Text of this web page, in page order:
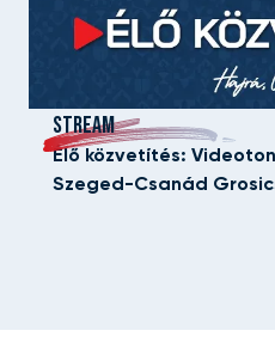
STREAM
Élő közvetítés:
Szeged-Csanád